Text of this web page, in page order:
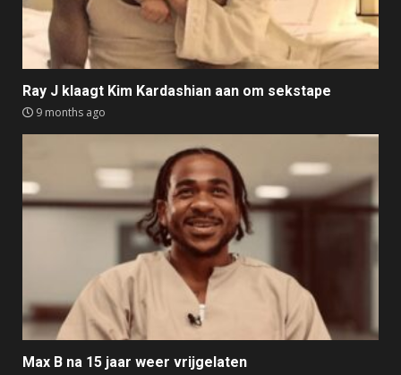
Ray J klaagt Kim Kardashian aan om sekstape
9 months ago
Max B na 15 jaar weer vrijgelaten